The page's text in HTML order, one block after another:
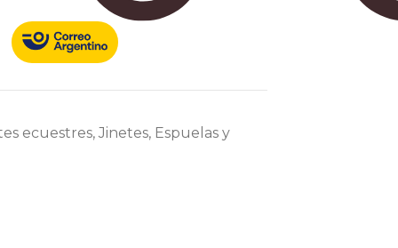
ecuestres, Jinetes, Espuelas y